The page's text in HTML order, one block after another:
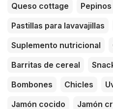
Queso cottage
Pepinos
Pastillas para lavavajillas
Suplemento nutricional
Barritas de cereal
Bombones
Chicles
Jamón cocido
Jamón